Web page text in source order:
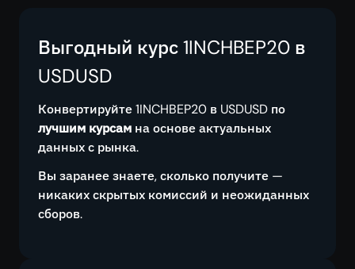
Выгодный курс 1INCHBEP20 в
USDUSD
Конвертируйте 1INCHBEP20 в USDUSD по
лучшим курсам на основе актуальных
данных с рынка.
Вы заранее знаете, сколько получите —
никаких скрытых комиссий и неожиданных
сборов.